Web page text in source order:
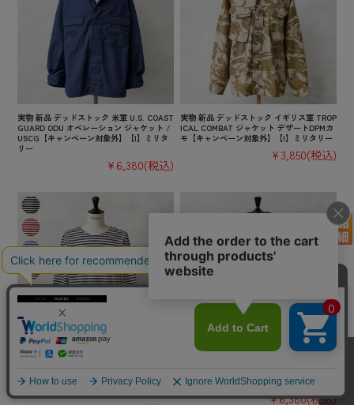
実物 新品 デッドストック 米軍 U.S. COAST
GUARD ODU オペレーション ジャケット /
USCG【キャンペーン対象外】【I】ミリタ
リー
¥6,380(税込)
実物 新品 デッドストック イギリス軍 TROP
ICAL COMBAT ジャケット デザートDPMカ
モ【キャンペーン対象外】【I】ミリタリー
¥3,850(税込)
実物 新品 デッドストック ロシア軍 ボーダ
シャツ ミディアムウェイト【キャンペーン
ー 古着
¥6,380(税込)